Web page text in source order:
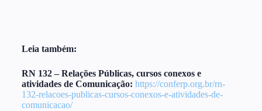
Leia também:
RN 132 – Relações Públicas, cursos conexos e
atividades de Comunicação: https://conferp.org.br/rn-
132-relacoes-publicas-cursos-conexos-e-atividades-de-
comunicacao/